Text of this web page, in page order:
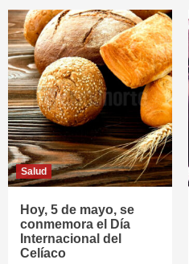
Salud
Hoy, 5 de mayo, se
conmemora el Día
Internacional del
Celíaco